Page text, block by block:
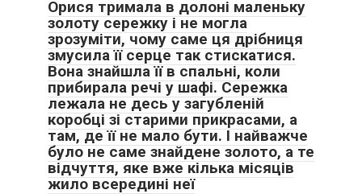
Орися тримала в долоні маленьку
золоту сережку і не могла
зрозуміти, чому саме ця дрібниця
змусила її серце так стискатися.
Вона знайшла її в спальні, коли
прибирала речі у шафі. Сережка
лежала не десь у загубленій
коробці зі старими прикрасами, а
там, де її не мало бути. І найважче
було не саме знайдене золото, а те
відчуття, яке вже кілька місяців
жило всередині неї